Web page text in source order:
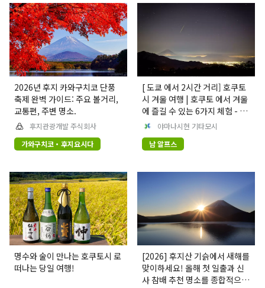
2026년 후지 카와구치코 단풍
축제 완벽 가이드: 주요 볼거리,
교통편, 주변 명소.
후지관광개발 주식회사
가와구치코・후지요시다
[ 도쿄 에서 2시간 거리] 호쿠토
시 겨울 여행 | 호쿠토 에서 겨울
에 즐길 수 있는 6가지 체험 - 1
부
야마나시현 기타모시
남 알프스
명수와 술이 만나는 호쿠토시 로
떠나는 당일 여행!
[2026] 후지산 기슭에서 새해를
맞이하세요! 올해 첫 일출과 신
사 참배 추천 명소를 종합적으로